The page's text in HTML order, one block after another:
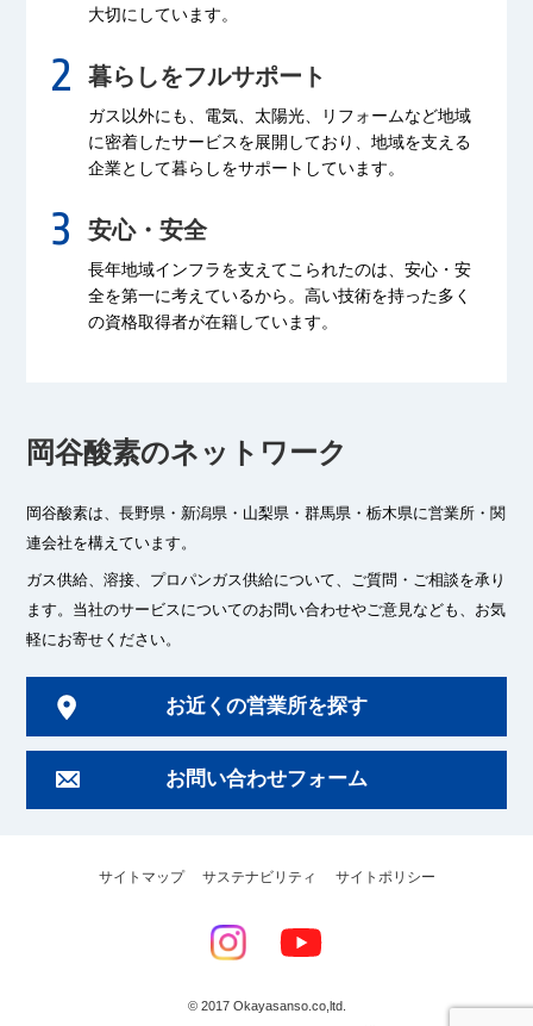
大切にしています。
暮らしをフルサポート
ガス以外にも、電気、太陽光、リフォームなど地域
に密着したサービスを展開しており、地域を支える
企業として暮らしをサポートしています。
安心・安全
長年地域インフラを支えてこられたのは、安心・安
全を第一に考えているから。高い技術を持った多く
の資格取得者が在籍しています。
岡谷酸素のネットワーク
岡谷酸素は、長野県・新潟県・山梨県・群馬県・栃木県に営業所・関
連会社を構えています。
ガス供給、溶接、プロパンガス供給について、ご質問・ご相談を承り
ます。 当社のサービスについてのお問い合わせやご意見なども、お気
軽にお寄せください。
お近くの営業所を探す
お問い合わせフォーム
サイトマップ サステナビリティ サイトポリシー
© 2017 Okayasanso.co,ltd.